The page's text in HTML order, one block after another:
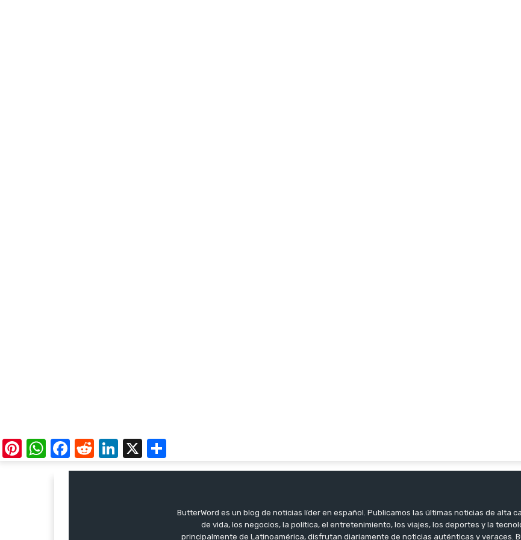
Pinterest
WhatsApp
Facebook
RedditLinkedIn
X
ButterWord es un blog de noticias líder en español. Publicamos las últimas noticias de alta
de vida, los negocios, la política, el entretenimiento, los viajes, los deportes y la
principalmente de Latinoamérica, disfrutan diariamente de noticias auténticas y veraces.